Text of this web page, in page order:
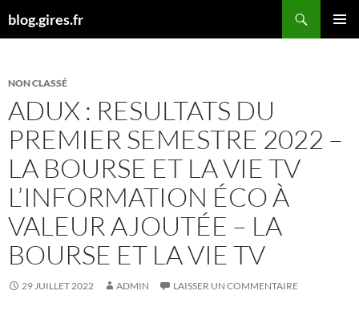
aublog.gires.fr
NON CLASSÉ
ADUX : RESULTATS DU
PREMIER SEMESTRE 2022 –
LA BOURSE ET LA VIE TV
L’INFORMATION ÉCO À
VALEUR AJOUTÉE – LA
BOURSE ET LA VIE TV
29 JUILLET 2022 ADMIN LAISSER UN COMMENTAIRE